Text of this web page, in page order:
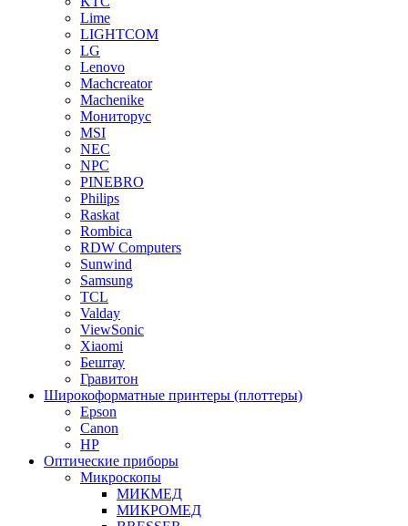
Lime
LIGHTCOM
LG
Lenovo
Machcreator
Machenike
Мониторус
MSI
NEC
NPC
PINEBRO
Philips
Raskat
Rombica
RDW Computers
Sunwind
Samsung
TCL
Valday
ViewSonic
Xiaomi
Бештау
Гравитон
Широкоформатные принтеры (плоттеры)
Epson
Canon
HP
Оптические приборы
Микроскопы
МИКМЕД
МИКРОМЕД